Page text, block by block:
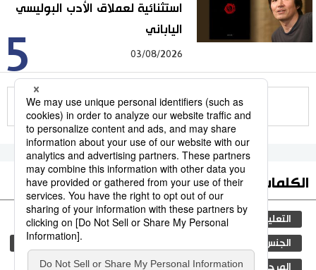
5
استثنائية لعملاق الأدب البوليسي
الياباني
03/08/2026
للمزيد
الكلمات الأكثر بحثا
التعليم الياباني مجتمع ثقافة طوكيو
الجنس الأنشطة
المرحلة الابتدائية